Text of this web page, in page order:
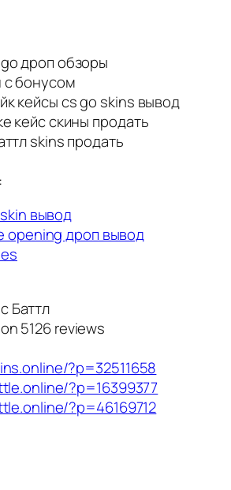
дроп обзоры
с бонусом
кейсы cs go skins вывод
кейс скины продать
skins продать
вывод
opening дроп вывод
Баттл
5126reviews
?p=32511658
?p=16399377
?p=46169712